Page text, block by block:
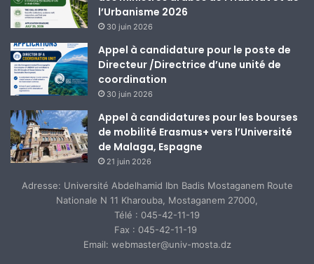
l’Urbanisme 2026
30 juin 2026
Appel à candidature pour le poste de
Directeur /Directrice d’une unité de
coordination
30 juin 2026
Appel à candidatures pour les bourses
de mobilité Erasmus+ vers l’Université
de Malaga, Espagne
21 juin 2026
Adresse: Université Abdelhamid Ibn Badis Mostaganem Route
Nationale N 11 Kharouba, Mostaganem 27000,
Télé : 045-42-11-19
Fax : 045-42-11-19
Email: webmaster@univ-mosta.dz